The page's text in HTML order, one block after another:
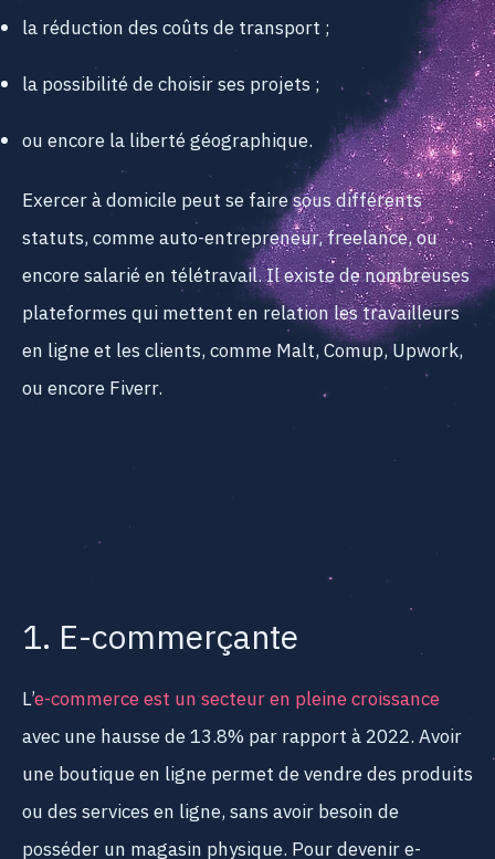
la réduction des coûts de transport ;
la possibilité de choisir ses projets ;
ou encore la liberté géographique.
Exercer à domicile peut se faire sous différents
statuts, comme auto-entrepreneur, freelance, ou
encore salarié en télétravail. Il existe de nombreuses
plateformes qui mettent en relation les travailleurs
en ligne et les clients, comme Malt, Comup, Upwork,
ou encore Fiverr.
1. E-commerçante
L’e-commerce est un secteur en pleine croissance
avec une hausse de 13.8% par rapport à 2022. Avoir
une boutique en ligne permet de vendre des produits
ou des services en ligne, sans avoir besoin de
posséder un magasin physique. Pour devenir e-